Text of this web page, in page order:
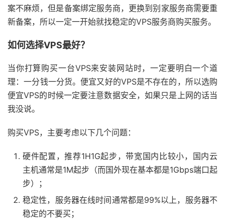
案不麻烦，但是备案绑定服务商，更换到别家服务商需要重
新备案，所以一定一开始就找稳定的VPS服务商购买服务。
如何选择VPS最好？
当你打算购买一台VPS来安装网站时，一定要明白一个道
理：一分钱一分货。便宜又好的VPS是不存在的，所以选购
便宜VPS的时候一定要注意数据安全，如果只是上网的话当
我没说。
购买VPS，主要考虑以下几个问题：
硬件配置，推荐1H1G起步，带宽国内比较小，国内云
主机通常是1M起步（而国外现在基本都是1Gbps端口起
步）；
稳定性，服务器在线时间通常都是99%以上，服务器不
稳定的不要买；